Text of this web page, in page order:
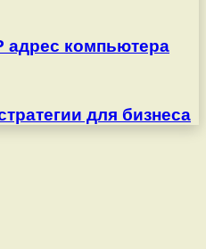
адрес компьютера
для бизнеса